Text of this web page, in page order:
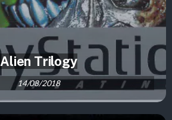
Alien Trilogy
14/08/2018